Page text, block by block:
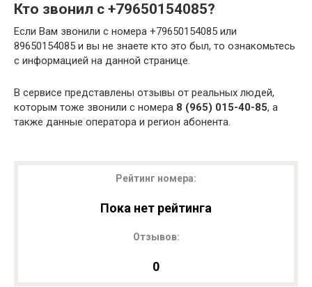
Кто звонил с +79650154085?
Если Вам звонили с номера +79650154085 или
89650154085 и вы не знаете кто это был, то ознакомьтесь
с информацией на данной странице.
В сервисе представлены отзывы от реальных людей,
которым тоже звонили с номера 8 (965) 015-40-85, а
также данные оператора и регион абонента.
Рейтинг номера:
Пока нет рейтинга
Отзывов:
0